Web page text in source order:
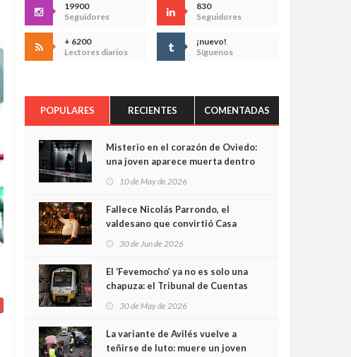
19900
Seguidores
830
Seguidores
+ 6200
Lectores diarios
¡nuevo!
Síguenos
POPULARES RECIENTES COMENTADAS
Misterio en el corazón de Oviedo:
una joven aparece muerta dentro
cámaras captan sus últimos
minutos
10 de May de 2026
Fallece Nicolás Parrondo, el
valdesano que convirtió Casa
30 de Jun de 2026
El ‘Fevemocho’ ya no es solo una
chapuza: el Tribunal de Cuentas
sobrecoste de los trenes que no
cabían por los túneles
30 de May de 2026
La variante de Avilés vuelve a
teñirse de luto: muere un joven